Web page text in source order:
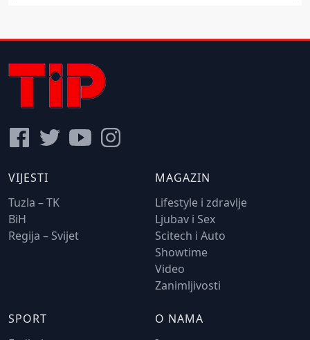
VIJESTI
Tuzla – TK
BiH
Regija – Svijet
MAGAZIN
Lifestyle i zdravlje
Ljubav i Sex
Scitech i Auto
Showtime
Video
Zanimljivosti
SPORT
O NAMA